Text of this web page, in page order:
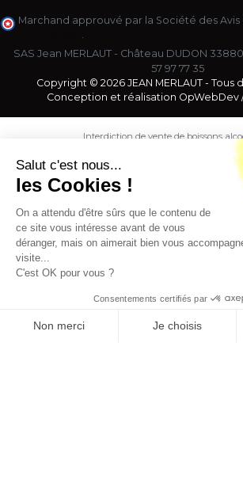
Marchand approuvé par la Société des Avis
.
SAS Jean MERLAUT - Château DUDON 33880
57 97 77 35
Copyright © 2026 JEAN MERLAUT - Tous
Conception et réalisation OpWebDev
Interdiction de vente de boissons
est exigée au moment de la vente en
CODE DE LA SANTE PUBLIQUE, ART.
L'abus d'alcool est dangereux pour
Salut c'est nous...
les Cookies !
On a attendu d'être sûrs que le contenu de
ce site vous intéresse avant de vous
déranger, mais on aimerait bien vous
visite...
C'est OK pour vous ?
Consentements certifiés par
Non merci Je choisis